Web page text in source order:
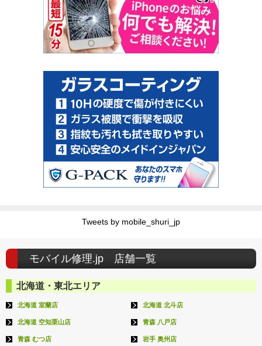
Tweets by mobile_shuri_jp
モバイル修理.jp 店舗一覧
北海道・東北エリア
北海道 室蘭店 北海道 北斗店
北海道 空知栗山店 青森 八戸店
青森 むつ店 岩手 奥州店